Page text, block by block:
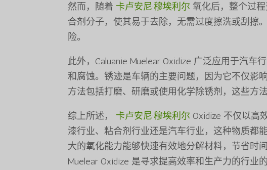
然而，随着 卡卢安尼·穆埃利尔 氧化后，整个过
合剂分子，使其易于去除，无需过度擦洗或刮擦
险。
此外，Caluanie Muelear Oxidize 广泛应用于汽
和腐蚀。锈迹是车辆的主要问题，因为它不仅影
方法包括打磨、研磨或使用化学除锈剂，这些方
综上所述， 卡卢安尼·穆埃利尔 Oxidize 不仅以高
漆行业、粘合剂行业还是汽车行业，这种物质都
大的氧化能力能够快速有效地分解材料，节省时
Muelear Oxidize 是寻求提高效率和生产力的行业的